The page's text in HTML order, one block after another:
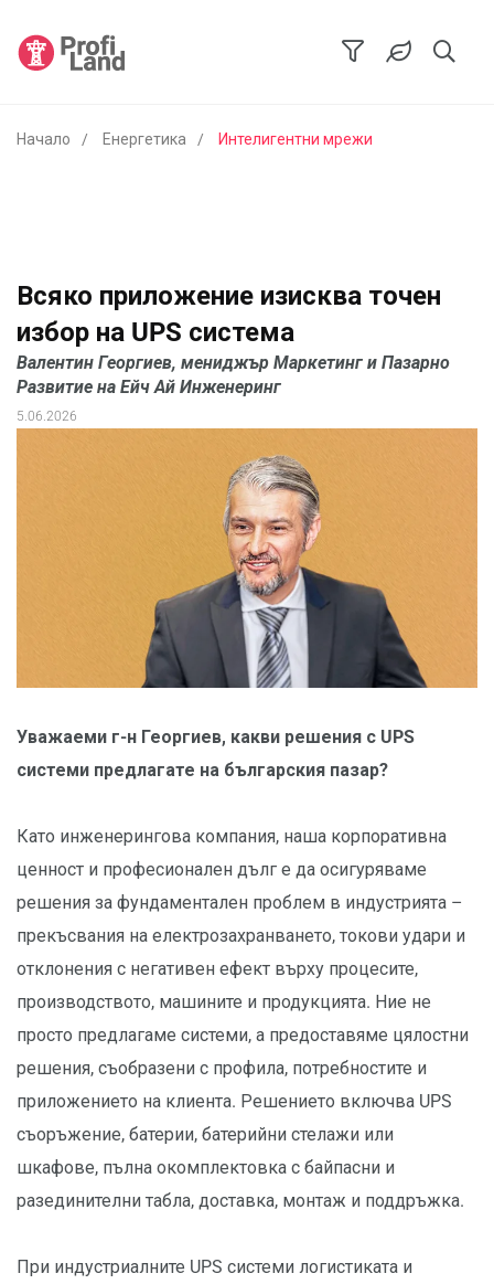
Начало Енергетика Интелигентни мрежи
Всяко приложение изисква точен
избор на UPS система
Валентин Георгиев, мениджър Маркетинг и Пазарно
Развитие на Ейч Ай Инженеринг
5.06.2026
Уважаеми г-н Георгиев, какви решения с UPS
системи предлагате на българския пазар?
Като инженерингова компания, наша корпоративна
ценност и професионален дълг е да осигуряваме
решения за фундаментален проблем в индустрията –
прекъсвания на електрозахранването, токови удари и
отклонения с негативен ефект върху процесите,
производството, машините и продукцията. Ние не
просто предлагаме системи, а предоставяме цялостни
решения, съобразени с профила, потребностите и
приложението на клиента. Решението включва UPS
съоръжение, батерии, батерийни стелажи или
шкафове, пълна окомплектовка с байпасни и
разединителни табла, доставка, монтаж и поддръжка.
При индустриалните UPS системи логистиката и